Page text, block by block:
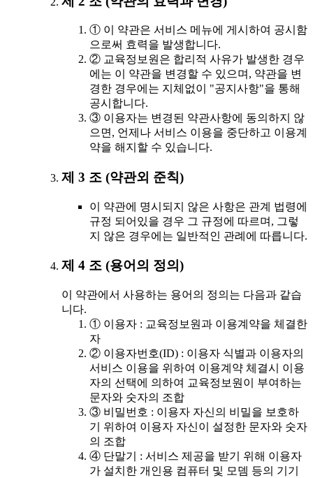
① 이 약관은 서비스 메뉴에 게시하여 공시함
으로써 효력을 발생합니다.
② 교육정보원은 합리적 사유가 발생한 경우
에는 이 약관을 변경할 수 있으며, 약관을 변
경한 경우에는 지체없이 "공지사항"을 통해
공시합니다.
③ 이용자는 변경된 약관사항에 동의하지 않
으면, 언제나 서비스 이용을 중단하고 이용계
약을 해지할 수 있습니다.
제 3 조 (약관외 준칙)
이 약관에 명시되지 않은 사항은 관계 법령에
규정 되어있을 경우 그 규정에 따르며, 그렇
지 않은 경우에는 일반적인 관례에 따릅니다.
제 4 조 (용어의 정의)
이 약관에서 사용하는 용어의 정의는 다음과 같습
니다.
① 이용자 : 교육정보원과 이용계약을 체결한
자
② 이용자번호(ID) : 이용자 식별과 이용자의
서비스 이용을 위하여 이용계약 체결시 이용
자의 선택에 의하여 교육정보원이 부여하는
문자와 숫자의 조합
③ 비밀번호 : 이용자 자신의 비밀을 보호하
기 위하여 이용자 자신이 설정한 문자와 숫자
의 조합
④ 단말기 : 서비스 제공을 받기 위해 이용자
가 설치한 개인용 컴퓨터 및 모뎀 등의 기기